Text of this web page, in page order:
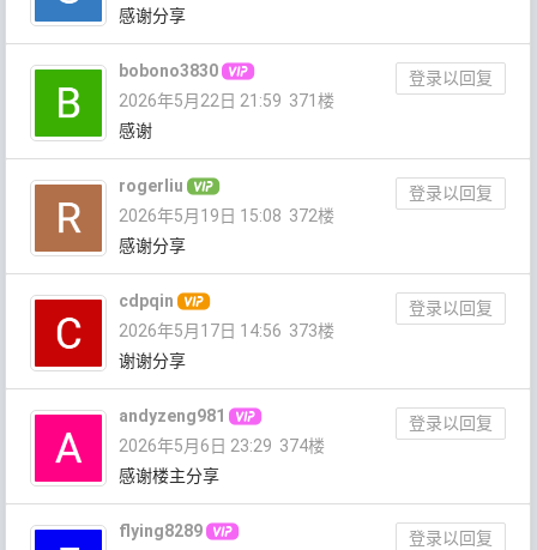
感谢分享
bobono3830
登录以回复
2026年5月22日 21:59 371楼
感谢
rogerliu
登录以回复
2026年5月19日 15:08 372楼
感谢分享
cdpqin
登录以回复
2026年5月17日 14:56 373楼
谢谢分享
andyzeng981
登录以回复
2026年5月6日 23:29 374楼
感谢楼主分享
flying8289
登录以回复